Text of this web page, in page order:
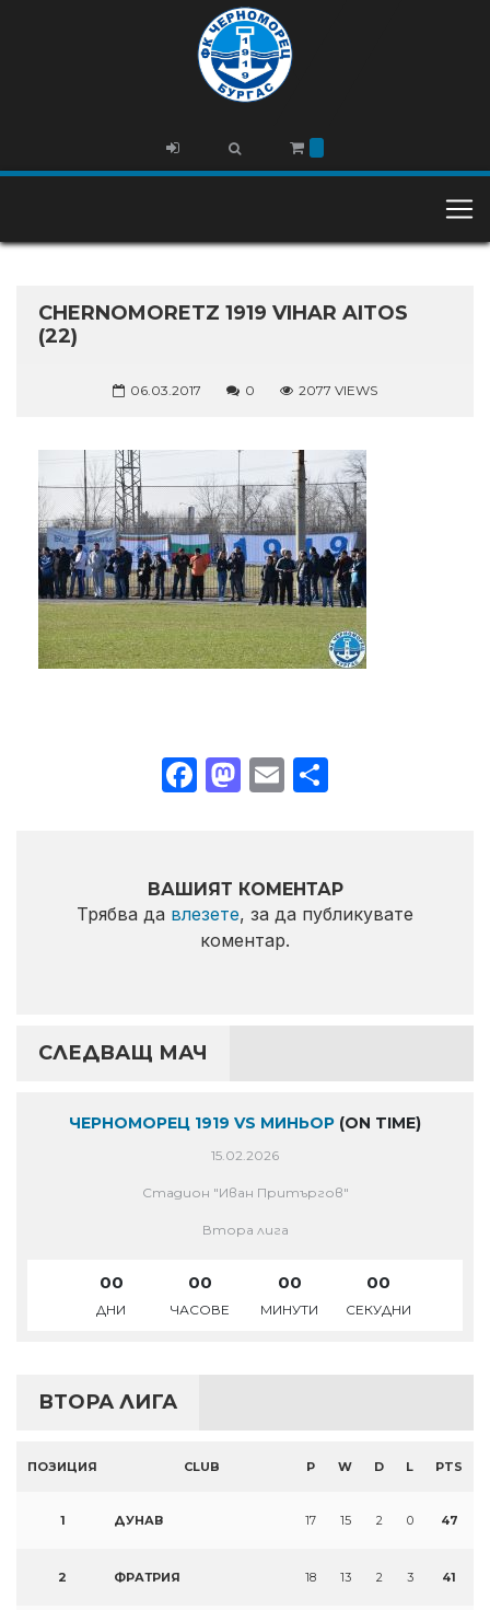
CHERNOMORETZ 1919 VIHAR AITOS
(22)
06.03.2017 0 2077 VIEWS
Facebook
Mastodon
Email
ВАШИЯТ КОМЕНТАР
Трябва да влезете, за да публикувате
коментар.
СЛЕДВАЩ МАЧ
ЧЕРНОМОРЕЦ 1919 VS МИНЬОР (ON TIME)
15.02.2026
Стадион "Иван Притъргов"
Втора лига
00
ДНИ
00
ЧАСОВЕ
00
МИНУТИ
00
СЕКУДНИ
ВТОРА ЛИГА
ПОЗИЦИЯ CLUB P W D L PTS
1 ДУНАВ 17 15 2 0 47
2 ФРАТРИЯ 18 13 2 3 41